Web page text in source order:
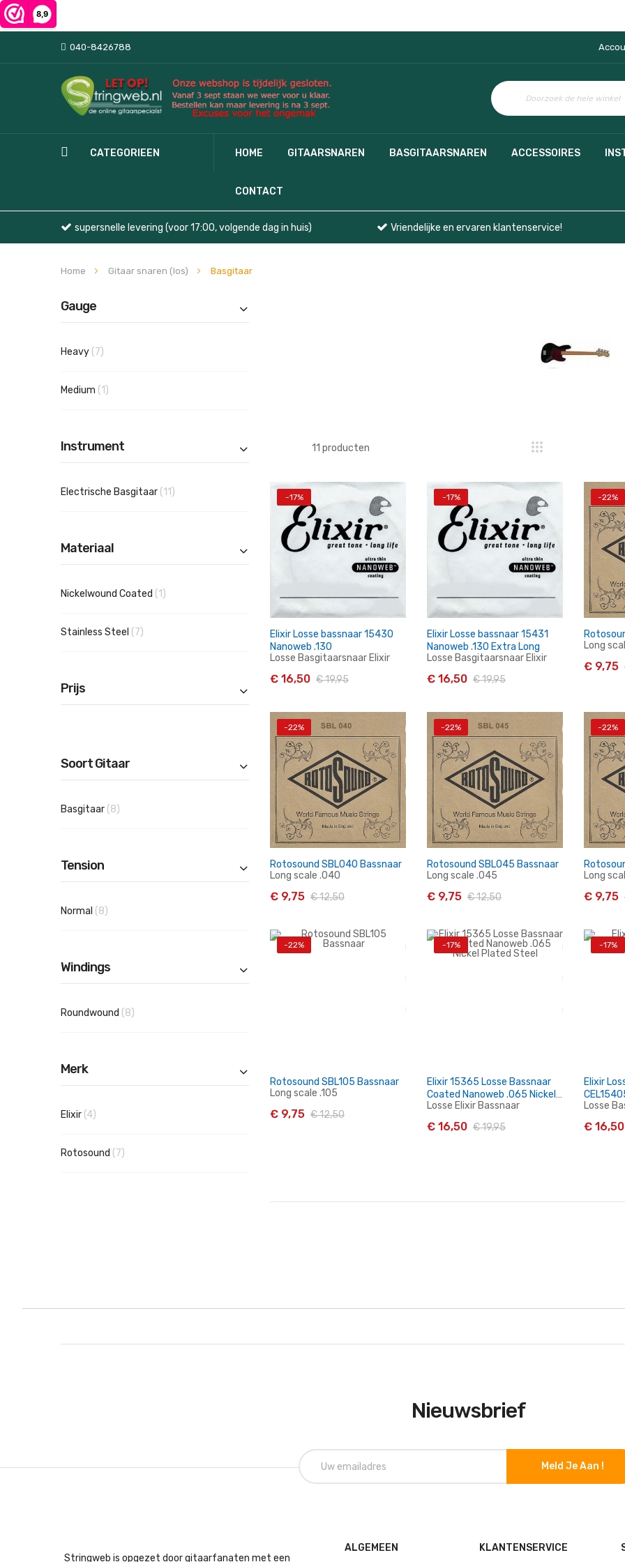
040-8426788
CATEGORIEEN HOME GITAARSNAREN BASGITAARSNAREN ACCESSOIRES
CONTACT
supersnelle levering (voor 17:00, volgende dag in huis) Vriendelijke en ervaren klantenservice!
Home Gitaar snaren (los) Basgitaar
Gauge
Heavy 7producten
Medium 1product
Instrument
Electrische Basgitaar 11producten
Materiaal
Nickelwound Coated 1product
Stainless Steel 7producten
Prijs
Soort Gitaar
Basgitaar 8producten
Tension
Normal 8producten
Windings
Roundwound 8producten
Merk
Elixir 4producten
Rotosound 7producten
11 producten
-17%
In Winkelwagen
Elixir Losse bassnaar 15430
Nanoweb .130
Losse Basgitaarsnaar Elixir
€ 16,50 € 19,95
-17%
In Winkelwagen
Elixir Losse bassnaar 15431
Nanoweb .130 Extra Long
Losse Basgitaarsnaar Elixir
€ 16,50 € 19,95
-22%
Long
€ 9,75
-22%
Rotosound SBL040 Bassnaar
Long scale .040
€ 9,75 € 12,50
-22%
Rotosound SBL045 Bassnaar
Long scale .045
€ 9,75 € 12,50
-22%
Long
€ 9,75
-22%
Rotosound SBL105 Bassnaar
Long scale .105
€ 9,75 € 12,50
-17%
Elixir 15365 Losse Bassnaar
Coated Nanoweb .065 Nickel
Plated Steel
Losse Elixir Bassnaar
€ 16,50 € 19,95
-17%
Elixir
Losse
€ 16,50
Nieuwsbrief
Meld Je Aan !
Stringweb is opgezet door gitaarfanaten met een
ALGEMEEN KLANTENSERVICE